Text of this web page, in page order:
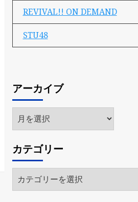
REVIVAL!! ON DEMAND
STU48
アーカイブ
ア
ー
イ
ブ
カテゴリー
テ